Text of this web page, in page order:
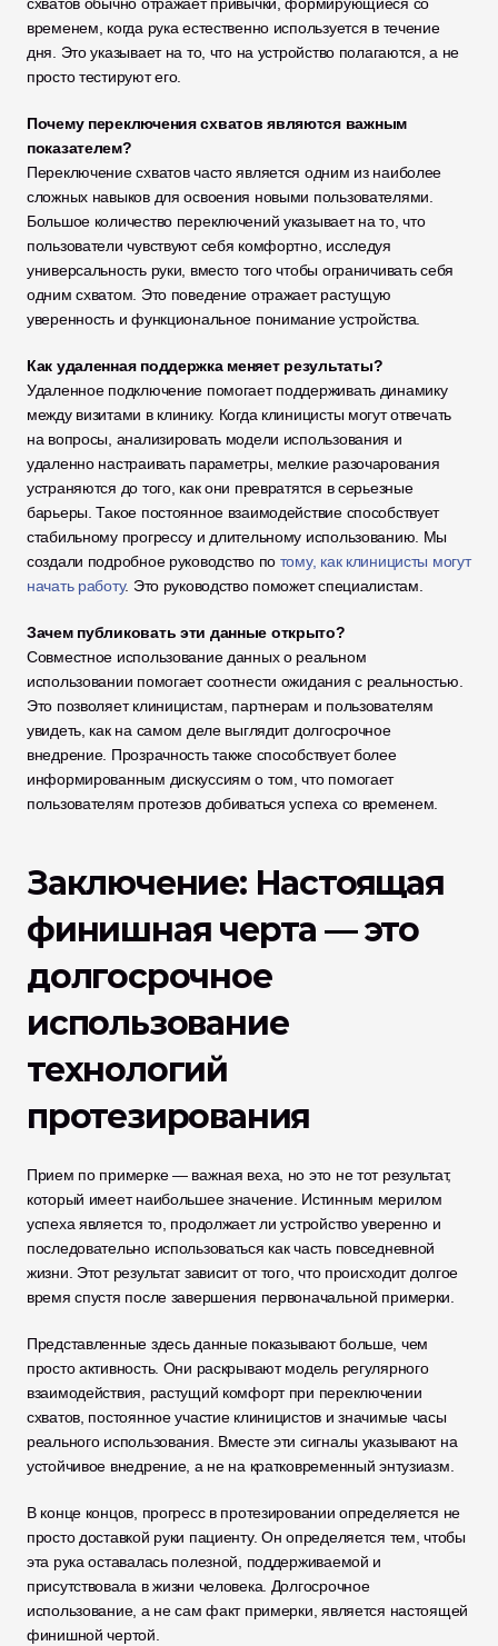
временем, когда рука естественно используется в течение
дня. Это указывает на то, что на устройство полагаются, а не
просто тестируют его.
Почему переключения схватов являются важным
показателем?
Переключение схватов часто является одним из наиболее
сложных навыков для освоения новыми пользователями.
Большое количество переключений указывает на то, что
пользователи чувствуют себя комфортно, исследуя
универсальность руки, вместо того чтобы ограничивать себя
одним схватом. Это поведение отражает растущую
уверенность и функциональное понимание устройства.
Как удаленная поддержка меняет результаты?
Удаленное подключение помогает поддерживать динамику
между визитами в клинику. Когда клиницисты могут отвечать
на вопросы, анализировать модели использования и
удаленно настраивать параметры, мелкие разочарования
устраняются до того, как они превратятся в серьезные
барьеры. Такое постоянное взаимодействие способствует
стабильному прогрессу и длительному использованию. Мы
создали подробное руководство по тому, как клиницисты могут
начать работу. Это руководство поможет специалистам.
Зачем публиковать эти данные открыто?
Совместное использование данных о реальном
использовании помогает соотнести ожидания с реальностью.
Это позволяет клиницистам, партнерам и пользователям
увидеть, как на самом деле выглядит долгосрочное
внедрение. Прозрачность также способствует более
информированным дискуссиям о том, что помогает
пользователям протезов добиваться успеха со временем.
Заключение: Настоящая
финишная черта — это
долгосрочное
использование
технологий
протезирования
Прием по примерке — важная веха, но это не тот результат,
который имеет наибольшее значение. Истинным мерилом
успеха является то, продолжает ли устройство уверенно и
последовательно использоваться как часть повседневной
жизни. Этот результат зависит от того, что происходит долгое
время спустя после завершения первоначальной примерки.
Представленные здесь данные показывают больше, чем
просто активность. Они раскрывают модель регулярного
взаимодействия, растущий комфорт при переключении
схватов, постоянное участие клиницистов и значимые часы
реального использования. Вместе эти сигналы указывают на
устойчивое внедрение, а не на кратковременный энтузиазм.
В конце концов, прогресс в протезировании определяется не
просто доставкой руки пациенту. Он определяется тем, чтобы
эта рука оставалась полезной, поддерживаемой и
присутствовала в жизни человека. Долгосрочное
использование, а не сам факт примерки, является настоящей
финишной чертой.